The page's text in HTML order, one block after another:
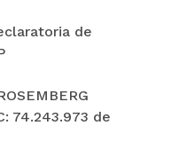
de
74.243.973 de